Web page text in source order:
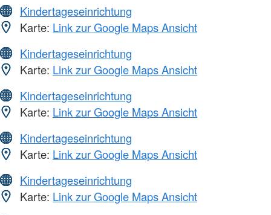
Kindertageseinrichtung
Karte: Link zur Google Maps Ansicht
Kindertageseinrichtung
Karte: Link zur Google Maps Ansicht
Kindertageseinrichtung
Karte: Link zur Google Maps Ansicht
Kindertageseinrichtung
Karte: Link zur Google Maps Ansicht
Kindertageseinrichtung
Karte: Link zur Google Maps Ansicht